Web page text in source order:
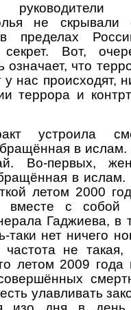
не
пределах
Вот,
что
нас происходят,
террора и
устроила
в ислам.
Во-первых,
в
летом 2000
вместе с собой
Гаджиева, в
таки нет ничего
не такая,
летом 2009
улавливать